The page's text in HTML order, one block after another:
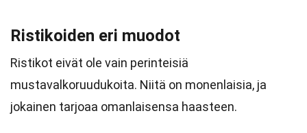
Ristikoiden eri muodot
Ristikot eivät ole vain perinteisiä
mustavalkoruudukoita. Niitä on monenlaisia, ja
jokainen tarjoaa omanlaisensa haasteen.